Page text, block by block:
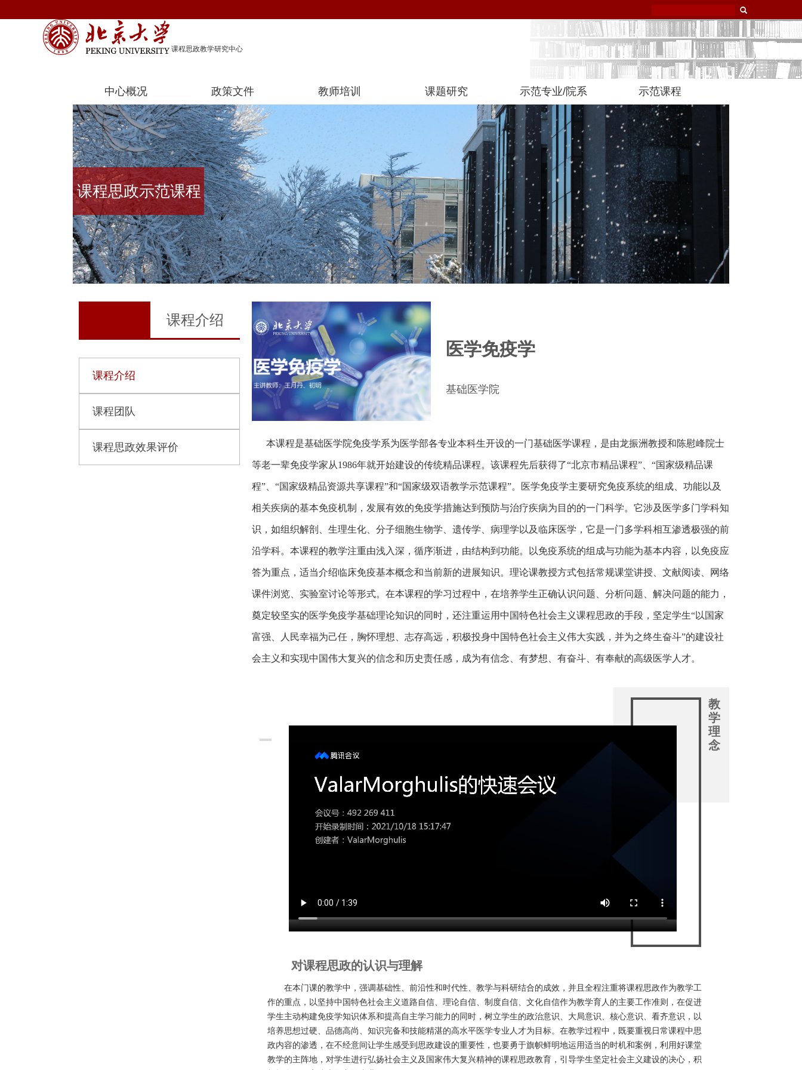
课程思政教学研究中心
中心概况 政策文件 教师培训 课题研究 示范专业/院系 示范课程
课程思政示范课程
课程介绍
课程介绍
课程团队
课程思政效果评价
医学免疫学
基础医学院
本课程是基础医学院免疫学系为医学部各专业本科生开设的一门基础医学课程，是由龙振洲教授和陈慰峰院士
等老一辈免疫学家从1986年就开始建设的传统精品课程。该课程先后获得了“北京市精品课程”、“国家级精品课
程”、“国家级精品资源共享课程”和“国家级双语教学示范课程”。医学免疫学主要研究免疫系统的组成、功能以及
相关疾病的基本免疫机制，发展有效的免疫学措施达到预防与治疗疾病为目的的一门科学。它涉及医学多门学科知
识，如组织解剖、生理生化、分子细胞生物学、遗传学、病理学以及临床医学，它是一门多学科相互渗透极强的前
沿学科。本课程的教学注重由浅入深，循序渐进，由结构到功能。以免疫系统的组成与功能为基本内容，以免疫应
答为重点，适当介绍临床免疫基本概念和当前新的进展知识。理论课教授方式包括常规课堂讲授、文献阅读、网络
课件浏览、实验室讨论等形式。在本课程的学习过程中，在培养学生正确认识问题、分析问题、解决问题的能力，
奠定较坚实的医学免疫学基础理论知识的同时，还注重运用中国特色社会主义课程思政的手段，坚定学生“以国家
富强、人民幸福为己任，胸怀理想、志存高远，积极投身中国特色社会主义伟大实践，并为之终生奋斗”的建设社
会主义和实现中国伟大复兴的信念和历史责任感，成为有信念、有梦想、有奋斗、有奉献的高级医学人才。
教
学
理
念
对课程思政的认识与理解
在本门课的教学中，强调基础性、前沿性和时代性、教学与科研结合的成效，并且全程注重将课程思政作为教学工
作的重点，以坚持中国特色社会主义道路自信、理论自信、制度自信、文化自信作为教学育人的主要工作准则，在促进
学生主动构建免疫学知识体系和提高自主学习能力的同时，树立学生的政治意识、大局意识、核心意识、看齐意识，以
培养思想过硬、品德高尚、知识完备和技能精湛的高水平医学专业人才为目标。在教学过程中，既要重视日常课程中思
政内容的渗透，在不经意间让学生感受到思政建设的重要性，也要勇于旗帜鲜明地运用适当的时机和案例，利用好课堂
教学的主阵地，对学生进行弘扬社会主义及国家伟大复兴精神的课程思政教育，引导学生坚定社会主义建设的决心，积